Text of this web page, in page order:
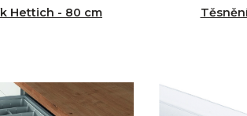
Hettich - 80 cm